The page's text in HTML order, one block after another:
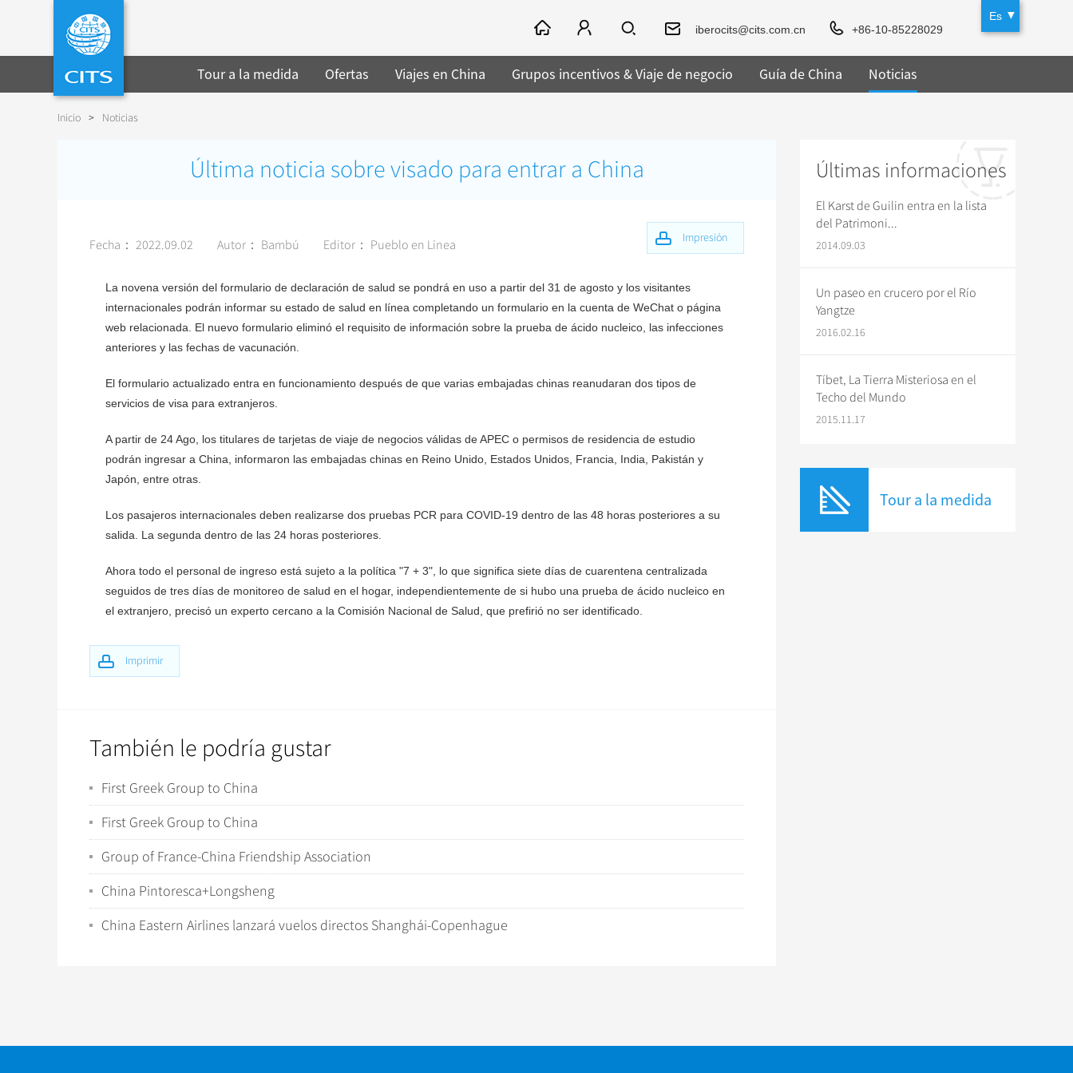
Es
iberocits@cits.com.cn
+86-10-85228029
Tour a la medida Ofertas Viajes en China Grupos incentivos & Viaje de negocio Guía de China Noticias
Inicio > Noticias
Última noticia sobre visado para entrar a China
Imprimir
Fecha： 2022.09.02 Autor： Bambú Editor： Pueblo en Línea Impresión
La novena versión del formulario de declaración de salud se pondrá en uso a partir del 31 de agosto y los visitantes
internacionales podrán informar su estado de salud en línea completando un formulario en la cuenta de WeChat o página
web relacionada. El nuevo formulario eliminó el requisito de información sobre la prueba de ácido nucleico, las infecciones
anteriores y las fechas de vacunación.
El formulario actualizado entra en funcionamiento después de que varias embajadas chinas reanudaran dos tipos de
servicios de visa para extranjeros.
A partir de 24 Ago, los titulares de tarjetas de viaje de negocios válidas de APEC o permisos de residencia de estudio
podrán ingresar a China, informaron las embajadas chinas en Reino Unido, Estados Unidos, Francia, India, Pakistán y
Japón, entre otras.
Los pasajeros internacionales deben realizarse dos pruebas PCR para COVID-19 dentro de las 48 horas posteriores a su
salida. La segunda dentro de las 24 horas posteriores.
Ahora todo el personal de ingreso está sujeto a la política "7 + 3", lo que significa siete días de cuarentena centralizada
seguidos de tres días de monitoreo de salud en el hogar, independientemente de si hubo una prueba de ácido nucleico en
el extranjero, precisó un experto cercano a la Comisión Nacional de Salud, que prefirió no ser identificado.
También le podría gustar
First Greek Group to China
First Greek Group to China
Group of France-China Friendship Association
China Pintoresca+Longsheng
China Eastern Airlines lanzará vuelos directos Shanghái-Copenhague
Últimas informaciones
El Karst de Guilin entra en la lista
del Patrimoni...
2014.09.03
Un paseo en crucero por el Río
Yangtze
2016.02.16
Tíbet, La Tierra Misteriosa en el
Techo del Mundo
2015.11.17
Tour a la medida